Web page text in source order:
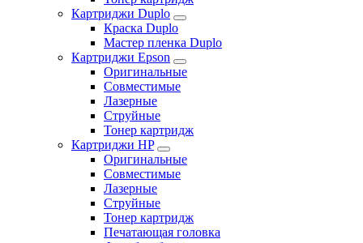
Картриджи Duplo
Краска Duplo
Мастер пленка Duplo
Картриджи Epson
Оригинальные
Совместимые
Лазерные
Струйные
Тонер картридж
Картриджи HP
Оригинальные
Совместимые
Лазерные
Струйные
Тонер картридж
Печатающая головка